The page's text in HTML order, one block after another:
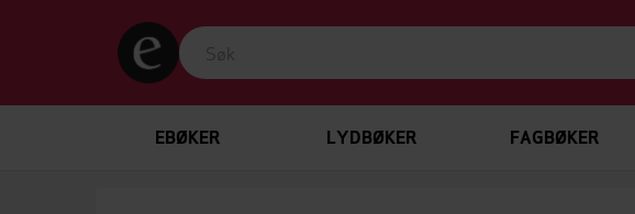
EBØKER LYDBØKER FAGBØKER